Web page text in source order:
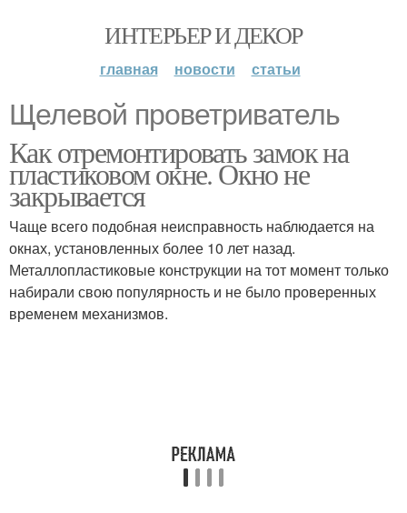
ИНТЕРЬЕР И ДЕКОР
главная новости статьи
Щелевой проветриватель
Как отремонтировать замок на
пластиковом окне. Окно не
закрывается
Чаще всего подобная неисправность наблюдается на
окнах, установленных более 10 лет назад.
Металлопластиковые конструкции на тот момент только
набирали свою популярность и не было проверенных
временем механизмов.